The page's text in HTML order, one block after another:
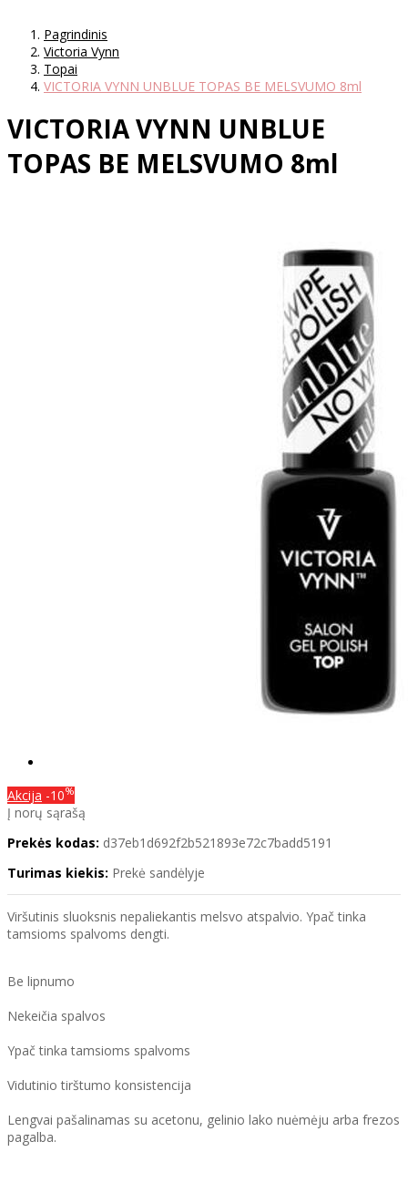
Pagrindinis
Victoria Vynn
Topai
VICTORIA VYNN UNBLUE TOPAS BE MELSVUMO 8ml
VICTORIA VYNN UNBLUE
TOPAS BE MELSVUMO 8ml
Akcija -10%
Į norų sąrašą
Prekės kodas: d37eb1d692f2b521893e72c7badd5191
Turimas kiekis: Prekė sandėlyje
Viršutinis sluoksnis nepaliekantis melsvo atspalvio. Ypač tinka
tamsioms spalvoms dengti.
Be lipnumo
Nekeičia spalvos
Ypač tinka tamsioms spalvoms
Vidutinio tirštumo konsistencija
Lengvai pašalinamas su acetonu, gelinio lako nuėmėju arba frezos
pagalba.